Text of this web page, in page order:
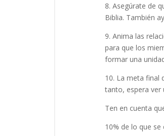
8. Asegúrate de
Biblia. También
9. Anima las
para que los
formar una
10. La meta final
tanto, espera ver
Ten en cuenta
10% de lo que se